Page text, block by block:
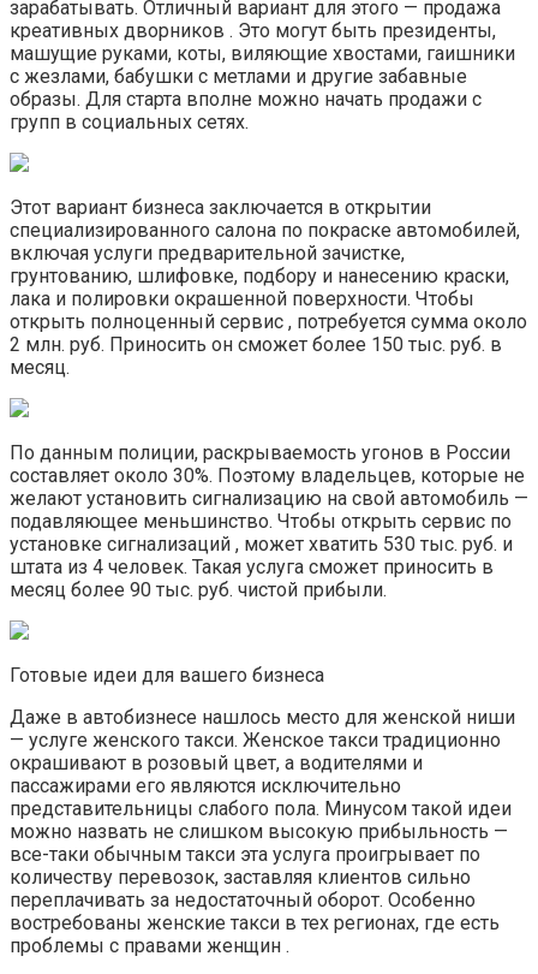
зарабатывать. Отличный вариант для этого — продажа
креативных дворников . Это могут быть президенты,
машущие руками, коты, виляющие хвостами, гаишники
с жезлами, бабушки с метлами и другие забавные
образы. Для старта вполне можно начать продажи с
групп в социальных сетях.
Этот вариант бизнеса заключается в открытии
специализированного салона по покраске автомобилей,
включая услуги предварительной зачистке,
грунтованию, шлифовке, подбору и нанесению краски,
лака и полировки окрашенной поверхности. Чтобы
открыть полноценный сервис , потребуется сумма около
2 млн. руб. Приносить он сможет более 150 тыс. руб. в
месяц.
По данным полиции, раскрываемость угонов в России
составляет около 30%. Поэтому владельцев, которые не
желают установить сигнализацию на свой автомобиль —
подавляющее меньшинство. Чтобы открыть сервис по
установке сигнализаций , может хватить 530 тыс. руб. и
штата из 4 человек. Такая услуга сможет приносить в
месяц более 90 тыс. руб. чистой прибыли.
Готовые идеи для вашего бизнеса
Даже в автобизнесе нашлось место для женской ниши
— услуге женского такси. Женское такси традиционно
окрашивают в розовый цвет, а водителями и
пассажирами его являются исключительно
представительницы слабого пола. Минусом такой идеи
можно назвать не слишком высокую прибыльность —
все-таки обычным такси эта услуга проигрывает по
количеству перевозок, заставляя клиентов сильно
переплачивать за недостаточный оборот. Особенно
востребованы женские такси в тех регионах, где есть
проблемы с правами женщин .